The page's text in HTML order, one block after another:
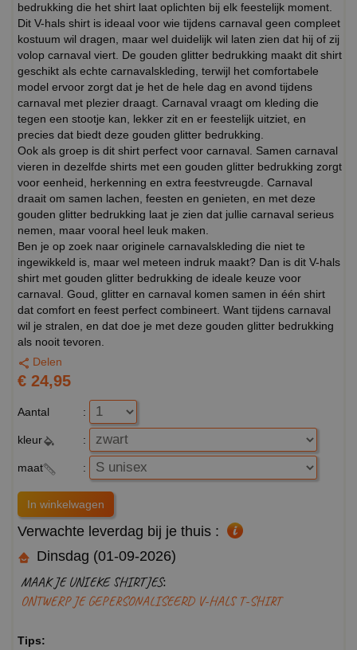
bedrukking die het shirt laat oplichten bij elk feestelijk moment.
Dit V-hals shirt is ideaal voor wie tijdens carnaval geen compleet
kostuum wil dragen, maar wel duidelijk wil laten zien dat hij of zij
volop carnaval viert. De gouden glitter bedrukking maakt dit shirt
geschikt als echte carnavalskleding, terwijl het comfortabele
model ervoor zorgt dat je het de hele dag en avond tijdens
carnaval met plezier draagt. Carnaval vraagt om kleding die
tegen een stootje kan, lekker zit en er feestelijk uitziet, en
precies dat biedt deze gouden glitter bedrukking.
Ook als groep is dit shirt perfect voor carnaval. Samen carnaval
vieren in dezelfde shirts met een gouden glitter bedrukking zorgt
voor eenheid, herkenning en extra feestvreugde. Carnaval
draait om samen lachen, feesten en genieten, en met deze
gouden glitter bedrukking laat je zien dat jullie carnaval serieus
nemen, maar vooral heel leuk maken.
Ben je op zoek naar originele carnavalskleding die niet te
ingewikkeld is, maar wel meteen indruk maakt? Dan is dit V-hals
shirt met gouden glitter bedrukking de ideale keuze voor
carnaval. Goud, glitter en carnaval komen samen in één shirt
dat comfort en feest perfect combineert. Want tijdens carnaval
wil je stralen, en dat doe je met deze gouden glitter bedrukking
als nooit tevoren.
Delen
€ 24,95
Aantal :
kleur :
maat :
Verwachte leverdag bij je thuis :
Dinsdag (01-09-2026)
MAAK JE UNIEKE SHIRTJES:
ONTWERP JE GEPERSONALISEERD V-HALS T-SHIRT
Tips: